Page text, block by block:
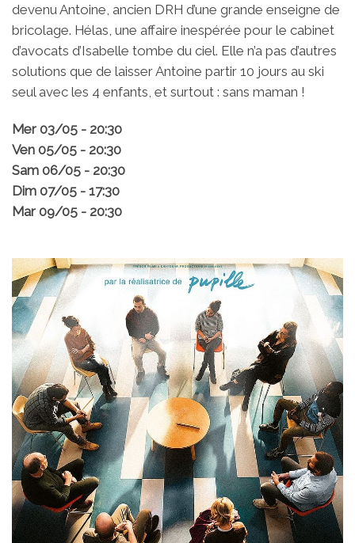
devenu Antoine, ancien DRH d’une grande enseigne de
bricolage. Hélas, une affaire inespérée pour le cabinet
d’avocats d’Isabelle tombe du ciel. Elle n’a pas d’autres
solutions que de laisser Antoine partir 10 jours au ski
seul avec les 4 enfants, et surtout : sans maman !
Mer 03/05 - 20:30
Ven 05/05 - 20:30
Sam 06/05 - 20:30
Dim 07/05 - 17:30
Mar 09/05 - 20:30